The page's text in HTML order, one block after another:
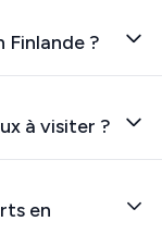
Finlande ?
à visiter ?
en